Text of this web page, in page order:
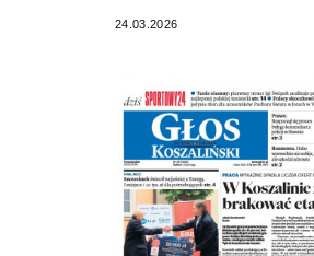
24.03.2026